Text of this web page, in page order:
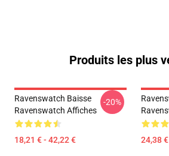
Produits les plus
Ravenswatch Baisse
Ravenswatch Affiches
18,21 € - 42,22 €
-20%
24,38